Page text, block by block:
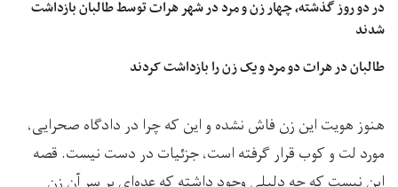
در دو روز گذشته، چهار زن و مرد در شهر هرات توسط طالبان بازداشت
شدند
طالبان در هرات دو مرد و یک زن را بازداشت کردند
هنوز هویت این زن فاش نشده و این که چرا در دادگاه صحرایی،
مورد لت و کوب قرار گرفته است، جزئیات در دست نیست. قصه